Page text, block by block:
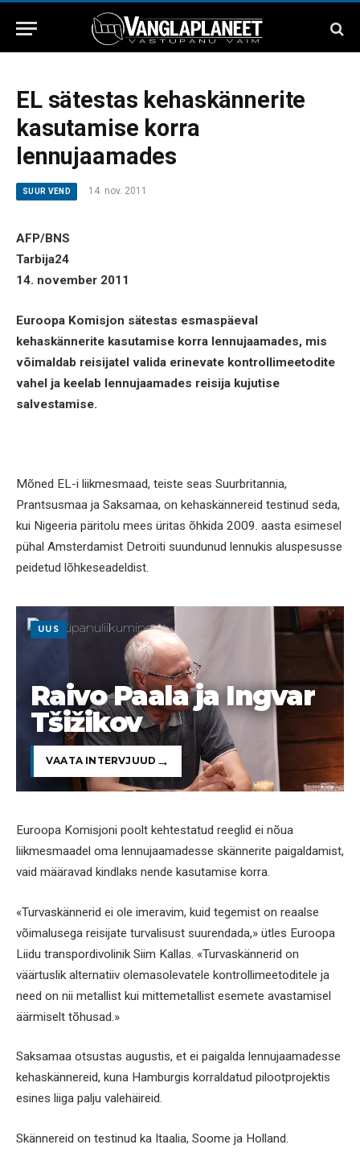
EL sätestas kehaskännerite
kasutamise korra
lennujaamades
SUUR VEND 14. nov. 2011
AFP/BNS
Tarbija24
14. november 2011
Euroopa Komisjon sätestas esmaspäeval
kehaskännerite kasutamise korra lennujaamades, mis
võimaldab reisijatel valida erinevate kontrollimeetodite
vahel ja keelab lennujaamades reisija kujutise
salvestamise.
Mõned EL-i liikmesmaad, teiste seas Suurbritannia,
Prantsusmaa ja Saksamaa, on kehaskännereid testinud seda,
kui Nigeeria päritolu mees üritas õhkida 2009. aasta esimesel
pühal Amsterdamist Detroiti suundunud lennukis aluspesusse
peidetud lõhkeseadeldist.
UUS
Raivo Paala ja Ingvar
Tšižikov
VAATA INTERVJUUD
Euroopa Komisjoni poolt kehtestatud reeglid ei nõua
liikmesmaadel oma lennujaamadesse skännerite paigaldamist,
vaid määravad kindlaks nende kasutamise korra.
«Turvaskännerid ei ole imeravim, kuid tegemist on reaalse
võimalusega reisijate turvalisust suurendada,» ütles Euroopa
Liidu transpordivolinik Siim Kallas. «Turvaskännerid on
väärtuslik alternatiiv olemasolevatele kontrollimeetoditele ja
need on nii metallist kui mittemetallist esemete avastamisel
äärmiselt tõhusad.»
Saksamaa otsustas augustis, et ei paigalda lennujaamadesse
kehaskännereid, kuna Hamburgis korraldatud pilootprojektis
esines liiga palju valehäireid.
Skännereid on testinud ka Itaalia, Soome ja Holland.